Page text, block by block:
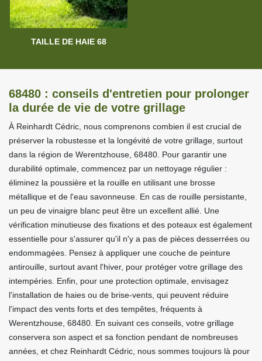
TAILLE DE HAIE 68
68480 : conseils d'entretien pour prolonger
la durée de vie de votre grillage
À Reinhardt Cédric, nous comprenons combien il est crucial de
préserver la robustesse et la longévité de votre grillage, surtout
dans la région de Werentzhouse, 68480. Pour garantir une
durabilité optimale, commencez par un nettoyage régulier :
éliminez la poussière et la rouille en utilisant une brosse
métallique et de l'eau savonneuse. En cas de rouille persistante,
un peu de vinaigre blanc peut être un excellent allié. Une
vérification minutieuse des fixations et des poteaux est également
essentielle pour s'assurer qu'il n'y a pas de pièces desserrées ou
endommagées. Pensez à appliquer une couche de peinture
antirouille, surtout avant l'hiver, pour protéger votre grillage des
intempéries. Enfin, pour une protection optimale, envisagez
l'installation de haies ou de brise-vents, qui peuvent réduire
l'impact des vents forts et des tempêtes, fréquents à
Werentzhouse, 68480. En suivant ces conseils, votre grillage
conservera son aspect et sa fonction pendant de nombreuses
années, et chez Reinhardt Cédric, nous sommes toujours là pour